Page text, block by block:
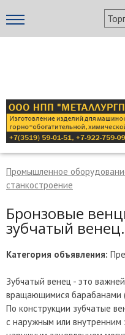
Промышленное
станкостроение
Бронзовые
зубчатый
Категория объявления:
Зубчатый венец - это
вращающимися барабанами
По конструкции зубчатые
с наружным или внутренним
×
Отмена